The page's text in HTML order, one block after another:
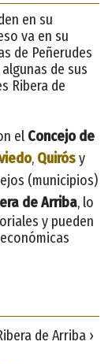
en su
va en su
de Peñerudes
de sus
Ribera de
el Concejo de
, Quirósy
(municipios)
de Arriba, lo
y pueden
de Arriba ›